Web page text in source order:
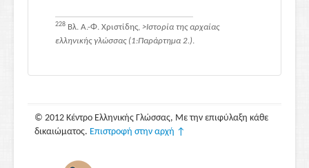
228 Βλ. Α.-Φ. Χριστίδης, >Ιστορία της αρχαίας
ελληνικής γλώσσας (1:Παράρτημα 2.).
© 2012 Κέντρο Ελληνικής Γλώσσας, Με την επιφύλαξη κάθε
δικαιώματος. Επιστροφή στην αρχή ↑